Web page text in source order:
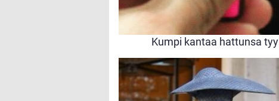
Kumpi kantaa hattunsa